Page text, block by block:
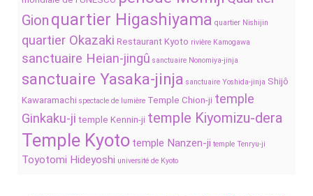
Gion quartier Higashiyama quartier Nishijin
quartier Okazaki Restaurant Kyoto rivière Kamogawa
sanctuaire Heian-jingû sanctuaire Nonomiya-jinja
sanctuaire Yasaka-jinja sanctuaire Yoshida-jinja Shijô
Kawaramachi spectacle de lumière Temple Chion-ji temple
Ginkaku-ji temple Kennin-ji temple Kiyomizu-dera
Temple Kyoto temple Nanzen-ji temple Tenryu-ji
Toyotomi Hideyoshi université de Kyoto